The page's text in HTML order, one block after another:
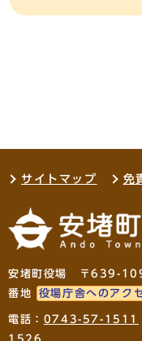
サイトマップ 免
安堵町役場 〒639-
番地
役場庁舎へのアク
電話： 0743-57-1511
1526